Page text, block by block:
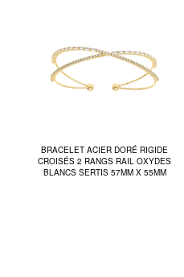
BRACELET ACIER DORÉ RIGIDE
CROISÉS 2 RANGS RAIL OXYDES
BLANCS SERTIS 57MM X 55MM